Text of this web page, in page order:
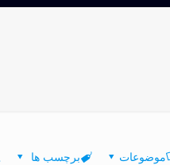
موضوعات برچسب ها